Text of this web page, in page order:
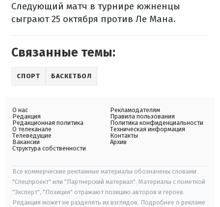
Следующий матч в турнире южненцы
сыграют 25 октября против Ле Мана.
Связанные темы:
СПОРТ БАСКЕТБОЛ
О нас
Редакция
Редакционная политика
О телеканале
Телеведущие
Вакансии
Структура собственности
Рекламодателям
Правила пользования
Политика конфиденциальности
Техническая информация
Контакты
Архив
Все коммерческие рекламные материалы обозначены словами
"Спецпроект" или "Партнерский материал". Материалы с пометкой
"Эксперт", "Позиция" отражают позицию авторов и героев.
Редакция может не разделять их взглядов. Подробнее о рекламе